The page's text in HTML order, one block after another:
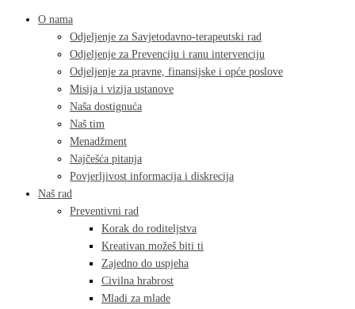
O nama
Odjeljenje za Savjetodavno-terapeutski rad
Odjeljenje za Prevenciju i ranu intervenciju
Odjeljenje za pravne, finansijske i opće poslove
Misija i vizija ustanove
Naša dostignuća
Naš tim
Menadžment
Najčešća pitanja
Povjerljivost informacija i diskrecija
Naš rad
Preventivni rad
Korak do roditeljstva
Kreativan možeš biti ti
Zajedno do uspjeha
Civilna hrabrost
Mladi za mlade